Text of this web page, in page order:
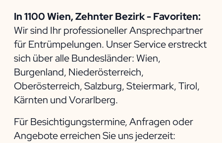
In 1100 Wien, Zehnter Bezirk - Favoriten:
Wir sind Ihr professioneller Ansprechpartner
für Entrümpelungen. Unser Service erstreckt
sich über alle Bundesländer: Wien,
Burgenland, Niederösterreich,
Oberösterreich, Salzburg, Steiermark, Tirol,
Kärnten und Vorarlberg.
Für Besichtigungstermine, Anfragen oder
Angebote erreichen Sie uns jederzeit: